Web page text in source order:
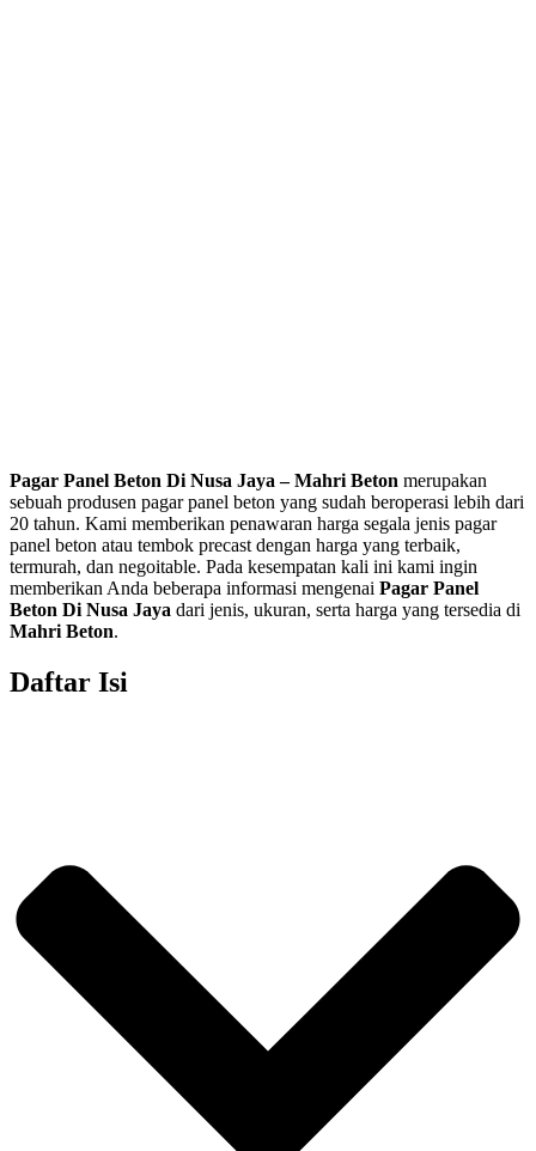
Pagar Panel Beton Di Nusa Jaya – Mahri Beton merupakan
sebuah produsen pagar panel beton yang sudah beroperasi lebih dari
20 tahun. Kami memberikan penawaran harga segala jenis pagar
panel beton atau tembok precast dengan harga yang terbaik,
termurah, dan negoitable. Pada kesempatan kali ini kami ingin
memberikan Anda beberapa informasi mengenai Pagar Panel
Beton Di Nusa Jaya dari jenis, ukuran, serta harga yang tersedia di
Mahri Beton.
Daftar Isi